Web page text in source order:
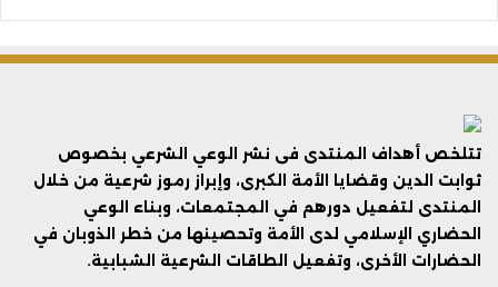
تتلخص أهداف المنتدى فى نشر الوعي الشرعي بخصوص
ثوابت الدين وقضايا الأمة الكبرى، وإبراز رموز شرعية من خلال
المنتدى لتفعيل دورهم في المجتمعات، وبناء الوعي
الحضاري الإسلامي لدى الأمة وتحصينها من خطر الذوبان في
الحضارات الأخرى، وتفعيل الطاقات الشرعية الشبابية.